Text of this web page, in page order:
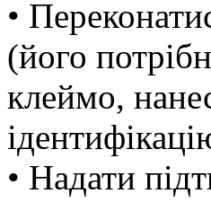
•
(його
клеймо,
• Надати